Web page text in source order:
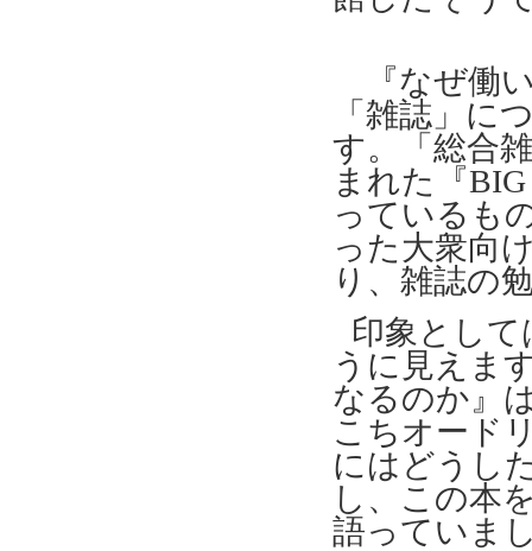
『なぜ働
「雑誌」に
す。「総合
まれた『BIG
っているも
った大衆向
り、雑誌の
印象とし
うに見えま
なるのか』
こちオード
にはどうし
し、この本
語っていま